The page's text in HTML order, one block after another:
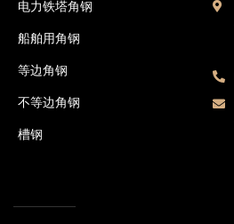
电力铁塔角钢
船舶用角钢
等边角钢
不等边角钢
槽钢